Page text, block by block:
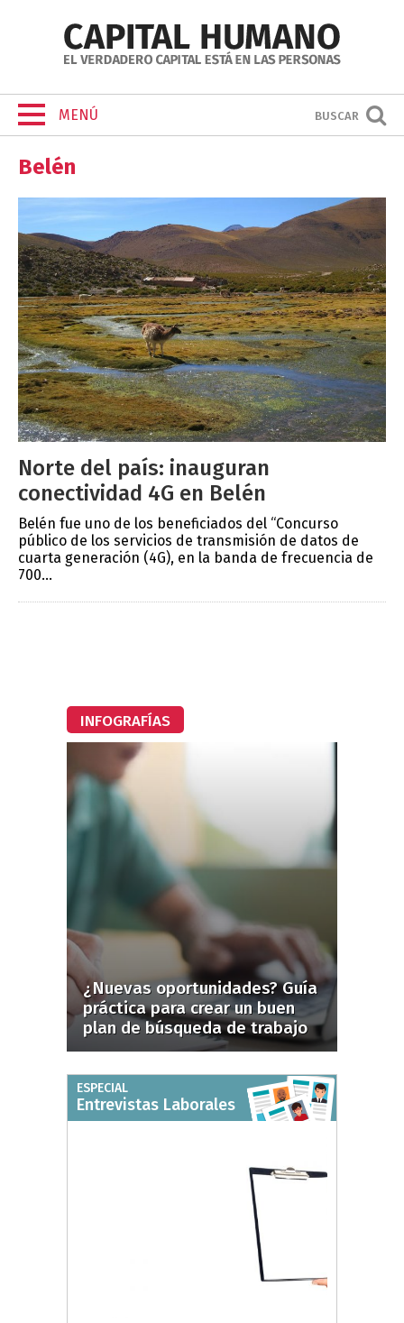
MENÚ BUSCAR
Belén
Norte del país: inauguran
conectividad 4G en Belén
Belén fue uno de los beneficiados del “Concurso
público de los servicios de transmisión de datos de
cuarta generación (4G), en la banda de frecuencia de
700...
INFOGRAFÍAS
¿Nuevas oportunidades? Guía
práctica para crear un buen
plan de búsqueda de trabajo
ESPECIAL
Entrevistas Laborales